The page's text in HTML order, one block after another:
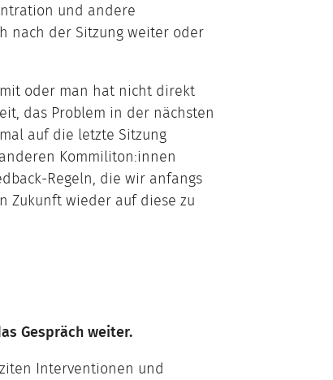
und andere
nach der Sitzung weiter oder
oder man hat nicht direkt
das Problem in der nächsten
auf die letzte Sitzung
Kommiliton:innen
Regeln, die wir anfangs
Zukunft wieder auf diese zu
Gespräch weiter.
Interventionen und